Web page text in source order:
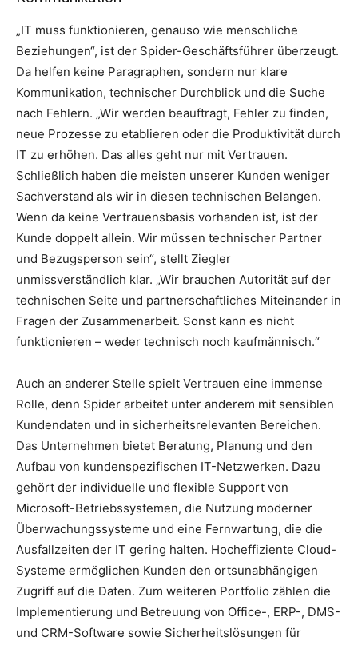
„IT muss funktionieren, genauso wie menschliche
Beziehungen“, ist der Spider-Geschäftsführer überzeugt.
Da helfen keine Paragraphen, sondern nur klare
Kommunikation, technischer Durchblick und die Suche
nach Fehlern. „Wir werden beauftragt, Fehler zu finden,
neue Prozesse zu etablieren oder die Produktivität durch
IT zu erhöhen. Das alles geht nur mit Vertrauen.
Schließlich haben die meisten unserer Kunden weniger
Sachverstand als wir in diesen technischen Belangen.
Wenn da keine Vertrauensbasis vorhanden ist, ist der
Kunde doppelt allein. Wir müssen technischer Partner
und Bezugsperson sein“, stellt Ziegler
unmissverständlich klar. „Wir brauchen Autorität auf der
technischen Seite und partnerschaftliches Miteinander in
Fragen der Zusammenarbeit. Sonst kann es nicht
funktionieren – weder technisch noch kaufmännisch.“
Auch an anderer Stelle spielt Vertrauen eine immense
Rolle, denn Spider arbeitet unter anderem mit sensiblen
Kundendaten und in sicherheitsrelevanten Bereichen.
Das Unternehmen bietet Beratung, Planung und den
Aufbau von kundenspezifischen IT-Netzwerken. Dazu
gehört der individuelle und flexible Support von
Microsoft-Betriebssystemen, die Nutzung moderner
Überwachungssysteme und eine Fernwartung, die die
Ausfallzeiten der IT gering halten. Hocheffiziente Cloud-
Systeme ermöglichen Kunden den ortsunabhängigen
Zugriff auf die Daten. Zum weiteren Portfolio zählen die
Implementierung und Betreuung von Office-, ERP-, DMS-
und CRM-Software sowie Sicherheitslösungen für